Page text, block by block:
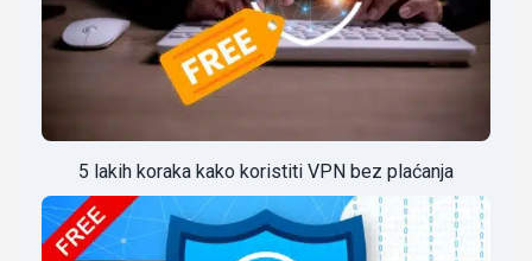
5 lakih koraka kako koristiti VPN bez plaćanja